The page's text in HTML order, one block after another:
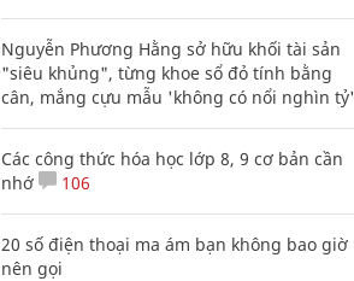
Nguyễn Phương Hằng sở hữu khối tài sản
"siêu khủng", từng khoe sổ đỏ tính bằng
cân, mắng cựu mẫu 'không có nổi nghìn tỷ'
Các công thức hóa học lớp 8, 9 cơ bản cần
nhớ
106
20 số điện thoại ma ám bạn không bao giờ
nên gọi